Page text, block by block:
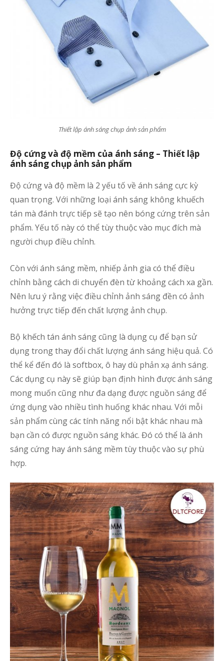
Thiết lập ánh sáng chụp ảnh sản phẩm
Độ cứng và độ mềm của ánh sáng – Thiết lập
ánh sáng chụp ảnh sản phẩm
Độ cứng và độ mềm là 2 yếu tố về ánh sáng cực kỳ
quan trọng. Với những loại ánh sáng không khuếch
tán mà đánh trực tiếp sẽ tạo nên bóng cứng trên sản
phẩm. Yếu tố này có thể tùy thuộc vào mục đích mà
người chụp điều chỉnh.
Còn với ánh sáng mềm, nhiếp ảnh gia có thể điều
chỉnh bằng cách di chuyển đèn từ khoảng cách xa gần.
Nên lưu ý rằng việc điều chỉnh ảnh sáng đền có ảnh
hưởng trực tiếp đến chất lượng ảnh chụp.
Bộ khếch tán ánh sáng cũng là dụng cụ để bạn sử
dụng trong thay đổi chất lượng ánh sáng hiệu quả. Có
thể kể đến đó là softbox, ô hay dù phản xạ ánh sáng.
Các dụng cụ này sẽ giúp bạn định hình được ánh sáng
mong muốn cũng như đa dạng được nguồn sáng để
ứng dụng vào nhiều tình huống khác nhau. Với mỗi
sản phẩm cùng các tính năng nổi bật khác nhau mà
bạn cần có được nguồn sáng khác. Đó có thể là ánh
sáng cứng hay ánh sáng mềm tùy thuộc vào sự phù
hợp.